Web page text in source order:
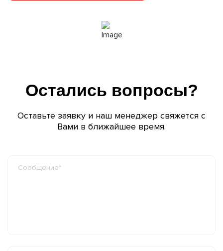
Остались вопросы?
Оставьте заявку и наш менеджер свяжется с
Вами в ближайшее время.